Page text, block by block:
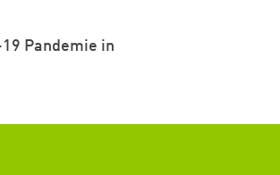
Pandemie in